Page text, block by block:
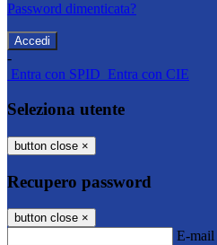
Password dimenticata?
-
Entra con SPID Entra con CIE
Seleziona utente
button close ×
Recupero password
button close ×
E-mail